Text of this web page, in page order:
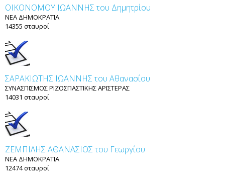
ΟΙΚΟΝΟΜΟΥ ΙΩΑΝΝΗΣ του Δημητρίου
ΝΕΑ ΔΗΜΟΚΡΑΤΙΑ
14355 σταυροί
ΣΑΡΑΚΙΩΤΗΣ ΙΩΑΝΝΗΣ του Αθανασίου
ΣΥΝΑΣΠΙΣΜΟΣ ΡΙΖΟΣΠΑΣΤΙΚΗΣ ΑΡΙΣΤΕΡΑΣ
14031 σταυροί
ΖΕΜΠΙΛΗΣ ΑΘΑΝΑΣΙΟΣ του Γεωργίου
ΝΕΑ ΔΗΜΟΚΡΑΤΙΑ
12474 σταυροί